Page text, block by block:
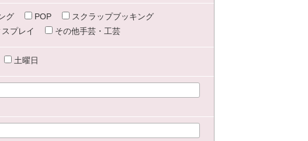
グ POP
スクラップブッキング
プレイ その他手芸・工芸
土曜日